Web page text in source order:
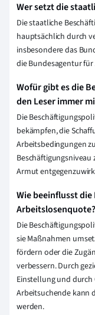
Wer setzt die
Die staatliche
hauptsächlich durch
insbesondere das
die Bundesagentur
Wofür gibt es die
den Leser immer
Die
bekämpfen, die
Arbeitsbedingungen
Armut
Wie beeinflusst
Arbeitslosenquote?
Die
sie Maßnahmen
fördern oder die
verbessern. Durch
Einstellung und
Arbeitsuchende kann
werden.